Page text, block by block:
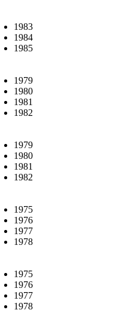
1983
1984
1985
1979
1980
1981
1982
1979
1980
1981
1982
1975
1976
1977
1978
1975
1976
1977
1978